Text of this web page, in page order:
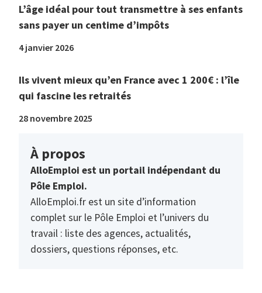
L’âge idéal pour tout transmettre à ses enfants
sans payer un centime d’impôts
4 janvier 2026
Ils vivent mieux qu’en France avec 1 200€ : l’île
qui fascine les retraités
28 novembre 2025
À propos
AlloEmploi est un portail indépendant du
Pôle Emploi.
AlloEmploi.fr est un site d’information
complet sur le Pôle Emploi et l’univers du
travail : liste des agences, actualités,
dossiers, questions réponses, etc.